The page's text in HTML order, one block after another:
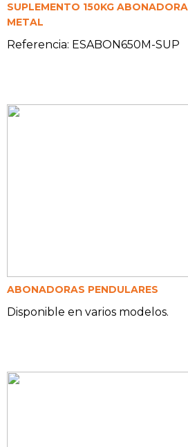
SUPLEMENTO 150KG
METAL
Referencia: ESABON650M-SUP
ABONADORAS PENDULARES
Disponible en varios modelos.